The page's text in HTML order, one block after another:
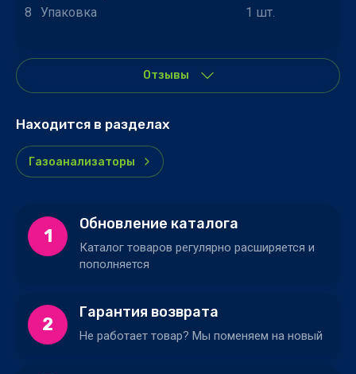
8
Упаковка 1 шт.
Отзывы
Находится в разделах
Газоанализаторы
1
Обновление каталога
Каталог товаров регулярно расширяется и
пополняется
2
Гарантия возврата
Не работает товар? Мы поменяем на новый